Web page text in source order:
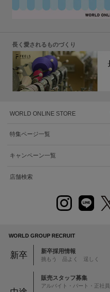
長く愛されるものづくり
WORLD ONLINE STORE
特集ページ一覧
キャンペーン一覧
店舗検索
WORLD GROUP RECRUIT
新卒 新卒採用情報
挑もう 品よく 逞しく
販売スタッフ募集
アルバイト・パート・正社員